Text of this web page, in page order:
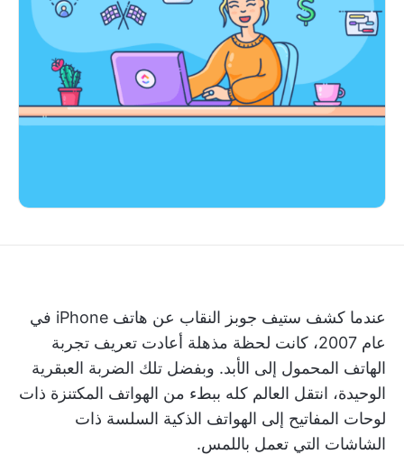
عندما كشف ستيف جوبز النقاب عن هاتف iPhone في
عام 2007، كانت لحظة مذهلة أعادت تعريف تجربة
الهاتف المحمول إلى الأبد. وبفضل تلك الضربة العبقرية
الوحيدة، انتقل العالم كله ببطء من الهواتف المكتنزة ذات
لوحات المفاتيح إلى الهواتف الذكية السلسة ذات
الشاشات التي تعمل باللمس.